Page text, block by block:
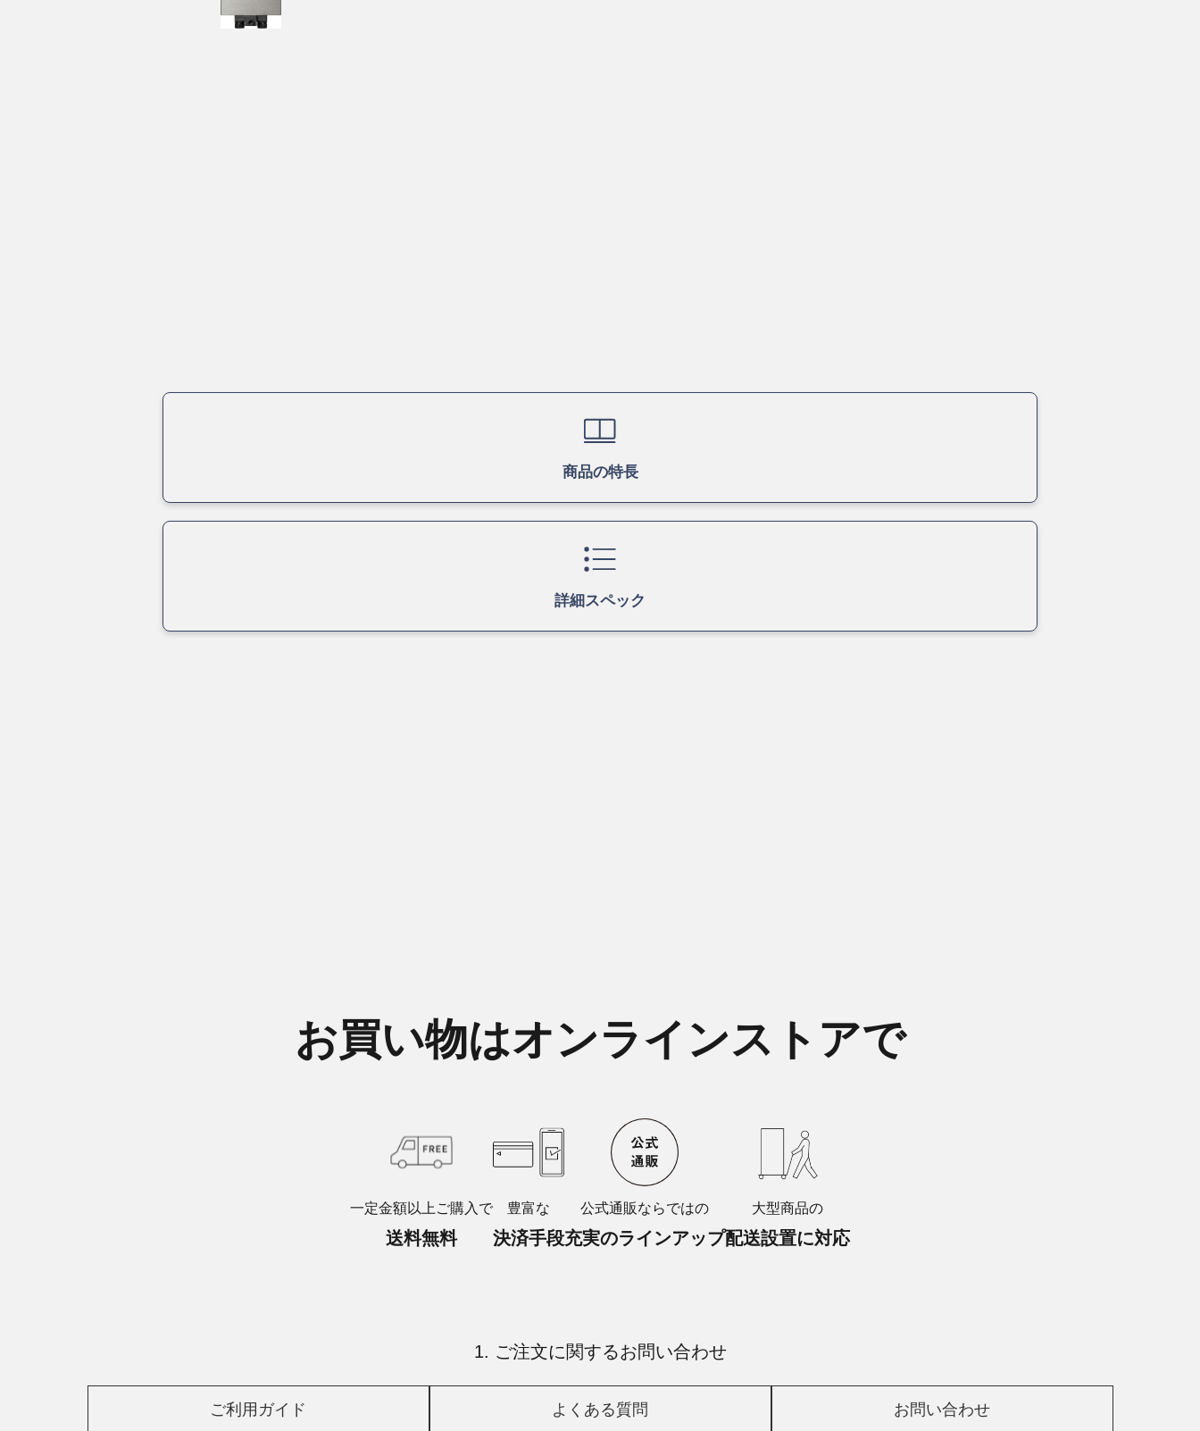
商品の特長
詳細スペック
お買い物はオンラインストアで
一定金額以上ご購入で
送料無料
豊富な
決済手段
公式通販ならではの
充実のラインアップ
大型商品の
配送設置に対応
1. ご注文に関するお問い合わせ
ご利用ガイド よくある質問 お問い合わせ